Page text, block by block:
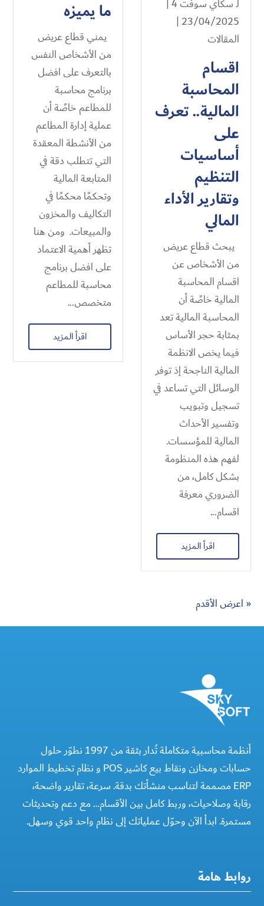
ما يميزه
يمني قطاع عريض
من الأشخاص النفس
بالتعرف على افضل
برنامج محاسبة
للمطاعم خاصًة أن
عملية إدارة المطاعم
من الأنشطة المعقدة
التي تتطلب دقة في
المتابعة المالية
وتحكمًا محكمًا في
التكاليف والمخزون
والمبيعات. ومن هنا
تظهر أهمية الاعتماد
على افضل برنامج
محاسبة للمطاعم
متخصص...
اقرأ المزيد
لـسكاي سوفت 4
23/04/2025 |
المقالات
اقسام
المحاسبة
المالية​.. تعرف
على
أساسيات
التنظيم
وتقارير الأداء
المالي
يبحث قطاع عريض
من الأشخاص عن
اقسام المحاسبة
المالية​ خاصًة أن
المحاسبة المالية تعد
بمثابة حجر الأساس
فيما يخص الانظمة
المالية الناجحة إذ توفر
الوسائل التي تساعد في
تسجيل وتبويب
وتفسير الأحداث
المالية للمؤسسات.
لفهم هذه المنظومة
بشكل كامل، من
الضروري معرفة
اقسام...
اقرأ المزيد
« اعرض الأقدم
أنظمة محاسبية متكاملة تُدار بثقة من 1997 نطوّر حلول
حسابات ومخازن ونقاط بيع كاشير POS و نظام تخطيط الموارد
ERP مصممة لتناسب منشأتك بدقة. سرعة، تقارير واضحة،
رقابة وصلاحيات، وربط كامل بين الأقسام… مع دعم وتحديثات
مستمرة. ابدأ الآن وحوّل عملياتك إلى نظام واحد قوي وسهل.
روابط هامة